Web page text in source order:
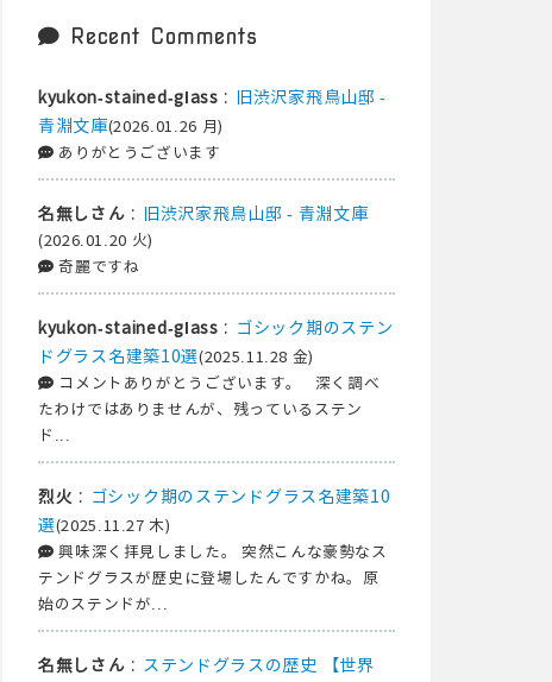
Recent Comments
kyukon-stained-glass : 旧渋沢家飛鳥山邸 -
青淵文庫(2026.01.26 月)
ありがとうございます
名無しさん : 旧渋沢家飛鳥山邸 - 青淵文庫
(2026.01.20 火)
奇麗ですね
kyukon-stained-glass : ゴシック期のステン
ドグラス名建築10選(2025.11.28 金)
コメントありがとうございます。 深く調べ
たわけではありませんが、残っているステン
ド...
烈火 : ゴシック期のステンドグラス名建築10
選(2025.11.27 木)
興味深く拝見しました。 突然こんな豪勢なス
テンドグラスが歴史に登場したんですかね。原
始のステンドが...
名無しさん : ステンドグラスの歴史 【世界